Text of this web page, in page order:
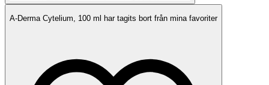
A-Derma Cytelium, 100 ml har tagits bort från mina favoriter